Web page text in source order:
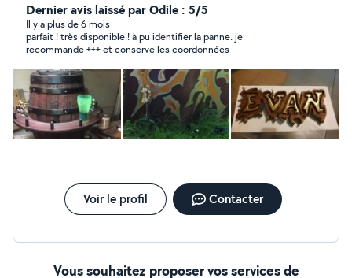
Dernier avis laissé par Odile : 5/5
Il y a plus de 6 mois
parfait ! très disponible ! à pu identifier la panne. je
recommande +++ et conserve les coordonnées
Voir le profil Contacter
Vous souhaitez proposer vos services de